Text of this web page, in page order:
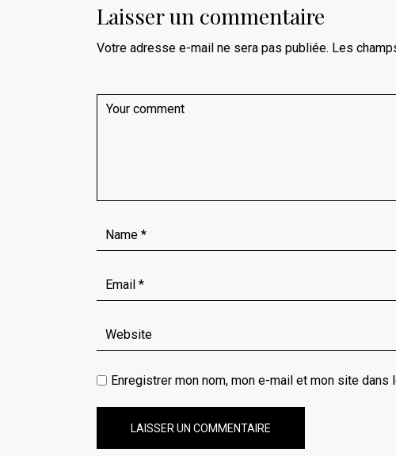
Laisser un commentaire
Votre adresse e-mail ne sera pas publiée. Les
Enregistrer mon nom, mon e-mail et mon site dans
LAISSER UN COMMENTAIRE